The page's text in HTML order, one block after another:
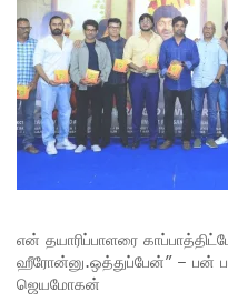
என் தயாரிப்பாளரை
ஹீரோன்னு.ஒத்துப்பேன்” – பன்
ஜெயமோகன்